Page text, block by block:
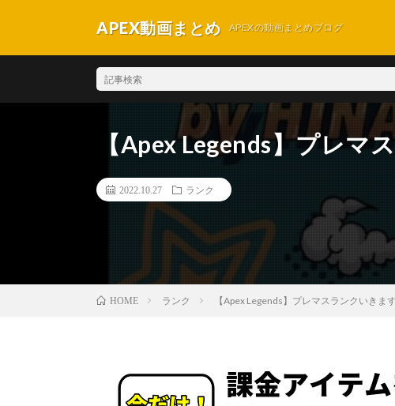
APEX動画まとめ APEXの動画まとめブログ
【Apex Legends】プレマ
2022.10.27 ランク
HOME ランク 【Apex Legends】プレマスランクいきます